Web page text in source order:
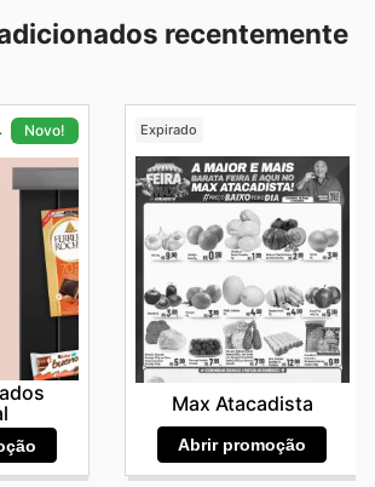
recentemente
Novo! Expirado
Max Atacadista
Abrir promoção